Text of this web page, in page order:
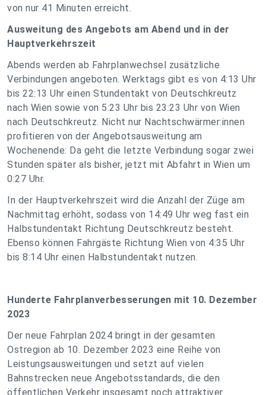
von nur 41 Minuten erreicht.
Ausweitung des Angebots am Abend und in der
Hauptverkehrszeit
Abends werden ab Fahrplanwechsel zusätzliche
Verbindungen angeboten. Werktags gibt es von 4:13 Uhr
bis 22:13 Uhr einen Stundentakt von Deutschkreutz
nach Wien sowie von 5:23 Uhr bis 23:23 Uhr von Wien
nach Deutschkreutz. Nicht nur Nachtschwärmer:innen
profitieren von der Angebotsausweitung am
Wochenende: Da geht die letzte Verbindung sogar zwei
Stunden später als bisher, jetzt mit Abfahrt in Wien um
0:27 Uhr.
In der Hauptverkehrszeit wird die Anzahl der Züge am
Nachmittag erhöht, sodass von 14:49 Uhr weg fast ein
Halbstundentakt Richtung Deutschkreutz besteht.
Ebenso können Fahrgäste Richtung Wien von 4:35 Uhr
bis 8:14 Uhr einen Halbstundentakt nutzen.
Hunderte Fahrplanverbesserungen mit 10. Dezember
2023
Der neue Fahrplan 2024 bringt in der gesamten
Ostregion ab 10. Dezember 2023 eine Reihe von
Leistungsausweitungen und setzt auf vielen
Bahnstrecken neue Angebotsstandards, die den
öffentlichen Verkehr insgesamt noch attraktiver